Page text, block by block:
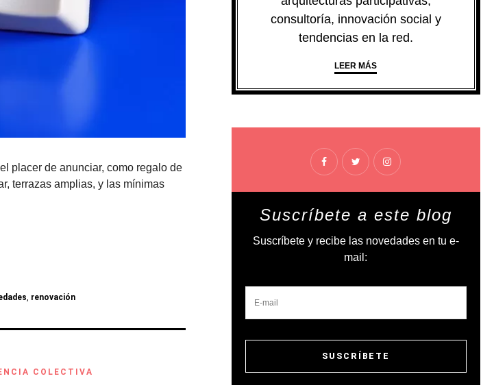
placer de anunciar, como regalo de
terrazas amplias, y las mínimas
, renovación
COLECTIVA
consultoría, innovación social y
tendencias en la red.
LEER MÁS
Suscríbete a este blog
Suscríbete y recibe las novedades en tu e-
mail: